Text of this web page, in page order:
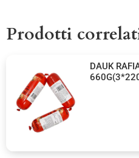
Prodotti
DAUK